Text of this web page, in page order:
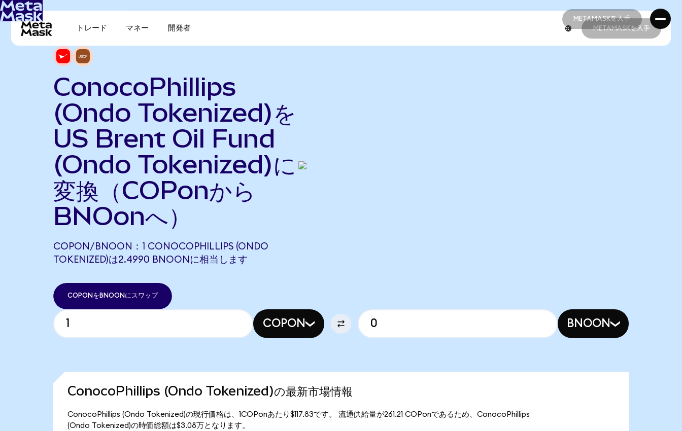
METAMASKを入手
METAMASKを入手
トレード マネー 開発者 METAMASKを入手
ConocoPhillips
(Ondo Tokenized)を
US Brent Oil Fund
(Ondo Tokenized)に
変換（COPonから
BNOonへ）
COPON/BNOON：1 CONOCOPHILLIPS (ONDO
TOKENIZED)は2.4990 BNOONに相当します
COPONをBNOONにスワップ
COPON BNOON
ConocoPhillips (Ondo Tokenized)の最新市場情報
ConocoPhillips (Ondo Tokenized)の現行価格は、1COPonあたり$117.83です。 流通供給量が261.21 COPonであるため、ConocoPhillips
(Ondo Tokenized)の時価総額は$3.08万となります。